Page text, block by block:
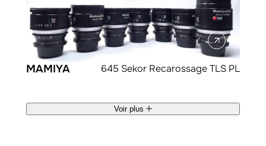
MAMIYA 645 Sekor Recarossage TLS PL
Voir plus